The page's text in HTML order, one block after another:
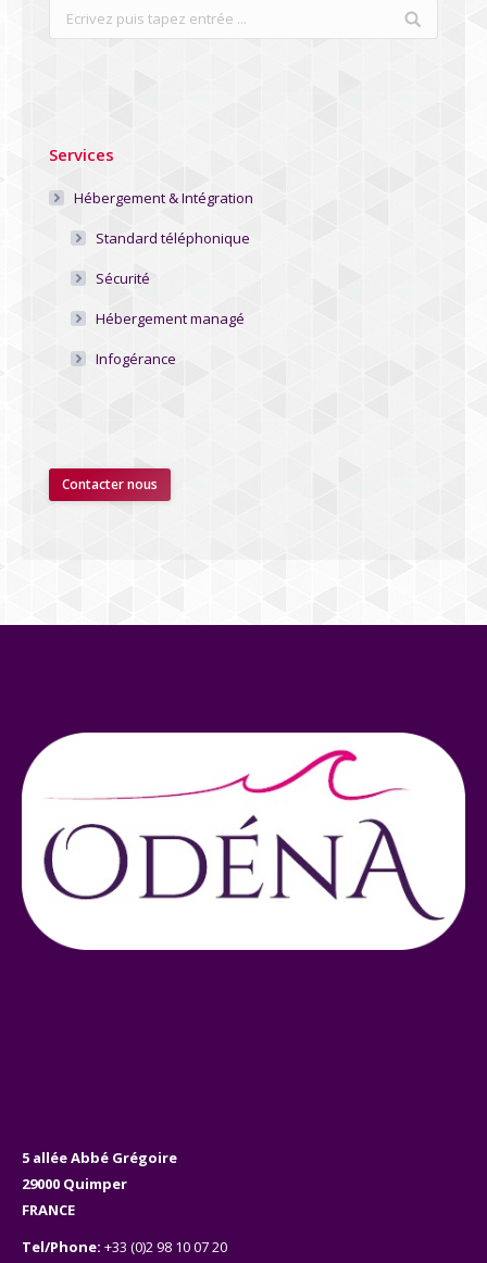
Search:
Services
Hébergement & Intégration
Standard téléphonique
Sécurité
Hébergement managé
Infogérance
Contacter nous
5 allée Abbé Grégoire
29000 Quimper
FRANCE
Tel/Phone: +33 (0)2 98 10 07 20